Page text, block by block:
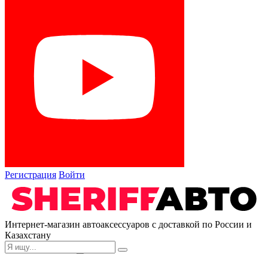
Регистрация Войти
Интернет-магазин автоаксессуаров с доставкой по России и
Казахстану